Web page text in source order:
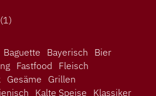
Baguette Bayerisch
Bier
Fastfood
Fleisch
Gesäme
Grillen
Kalte Speise Klassiker
(1)